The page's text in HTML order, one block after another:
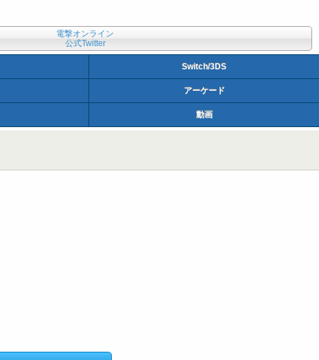
電撃オンライン
公式Twitter
Switch/3DS
アーケード
動画